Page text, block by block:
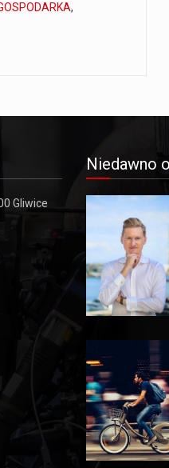
,
Gliwice
Niedawno